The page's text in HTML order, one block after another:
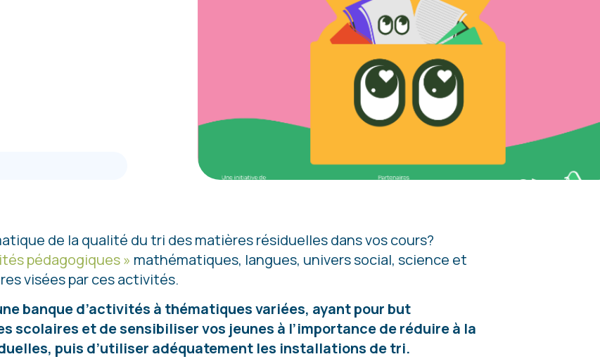
de la qualité du tri des matières résiduelles dans vos cours?
pédagogiques » mathématiques, langues, univers social, science et
visées par ces activités.
banque d’activités à thématiques variées, ayant pour but
scolaires et de sensibiliser vos jeunes à l’importance de réduire à la
puis d’utiliser adéquatement les installations de tri.